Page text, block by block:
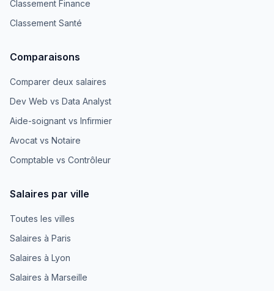
Classement Finance
Classement Santé
Comparaisons
Comparer deux salaires
Dev Web vs Data Analyst
Aide-soignant vs Infirmier
Avocat vs Notaire
Comptable vs Contrôleur
Salaires par ville
Toutes les villes
Salaires à Paris
Salaires à Lyon
Salaires à Marseille